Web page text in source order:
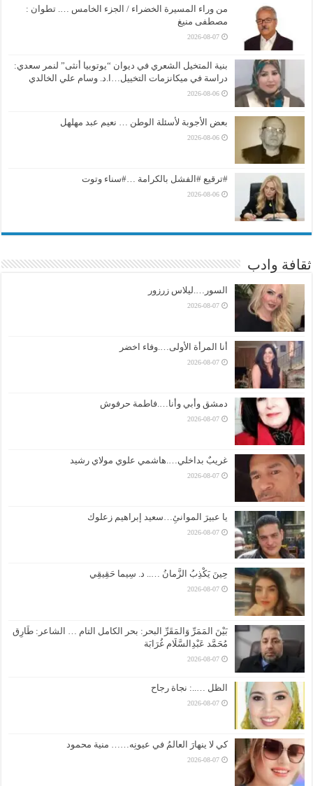
من وراء المسيرة الخضراء / الجزء الخامس …. تطوان :
مصطفى منيغ
2026-08-07
بنية المتخيل الشعري في ديوان “يوتوبيا أنثى” لنمر سعدي:
دراسة في ميكانزمات التخييل…ا.د. وسام علي الخالدي
2026-08-06
بعض الأجوبة لأسئلة الوطن … نعيم عبد مهلهل
2026-08-06
#ترقيع #الفشل بالكرامة …#سناء وتوت
2026-08-06
ثقافة وادب
السور….ليلاس زرزور
2026-08-07
أنا المرأة الأولى….وفاء اخضر
2026-08-07
دمشق وأبي وأنا….فاطمة حرفوش
2026-08-07
غريبٌ بداخلي….هاشمي علوي مولاي رشيد
2026-08-07
يا عبيرَ الموانئِ…سعيد إبراهيم زعلوك
2026-08-07
حِينَ يَكْذِبُ الزَّمانُ ….. د. سِيما حَقِيقِي
2026-08-07
بَيْنَ المَمَرِّ وَالمَقَرِّ البحر: بحر الكامل التام … الشاعر: طَارِق
مُحَمَّد عَبْدِالسَّلَام غُرَابَة
2026-08-07
الظل …..: نجاة رجاح
2026-08-07
كي لا ينهارَ العالمُ في عيونِه…… منية محمود
2026-08-07